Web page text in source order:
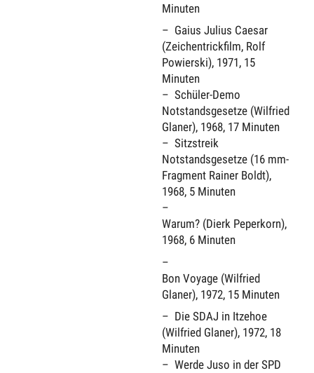
Minuten
Gaius Julius Caesar
(Zeichentrickfilm, Rolf
Powierski), 1971, 15
Minuten
Schüler-Demo
Notstandsgesetze (Wilfried
Glaner), 1968, 17 Minuten
Sitzstreik
Notstandsgesetze (16 mm-
Fragment Rainer Boldt),
1968, 5 Minuten
Warum? (Dierk Peperkorn),
1968, 6 Minuten
Bon Voyage (Wilfried
Glaner), 1972, 15 Minuten
Die SDAJ in Itzehoe
(Wilfried Glaner), 1972, 18
Minuten
Werde Juso in der SPD